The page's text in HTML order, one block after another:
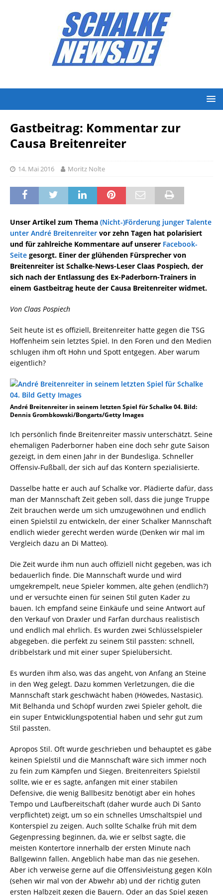
Gastbeitrag: Kommentar zur
Causa Breitenreiter
14. Mai 2016 Moritz Nolte
Unser Artikel zum Thema (Nicht-)Förderung junger Talente
unter André Breitenreiter vor zehn Tagen hat polarisiert
und für zahlreiche Kommentare auf unserer Facebook-
Seite gesorgt. Einer der glühenden Fürsprecher von
Breitenreiter ist Schalke-News-Leser Claas Pospiech, der
sich nach der Entlassung des Ex-Paderborn-Trainers in
einem Gastbeitrag heute der Causa Breitenreiter widmet.
Von Claas Pospiech
Seit heute ist es offiziell, Breitenreiter hatte gegen die TSG
Hoffenheim sein letztes Spiel. In den Foren und den Medien
schlugen ihm oft Hohn und Spott entgegen. Aber warum
eigentlich?
André Breitenreiter in seinem letzten Spiel für Schalke 04. Bild:
Dennis Grombkowski/Bongarts/Getty Images
Ich persönlich finde Breitenreiter massiv unterschätzt. Seine
ehemaligen Paderborner haben eine doch sehr gute Saison
gezeigt, in dem einen Jahr in der Bundesliga. Schneller
Offensiv-Fußball, der sich auf das Kontern spezialisierte.
Dasselbe hatte er auch auf Schalke vor. Plädierte dafür, dass
man der Mannschaft Zeit geben soll, dass die junge Truppe
Zeit brauchen werde um sich umzugewöhnen und endlich
einen Spielstil zu entwickeln, der einer Schalker Mannschaft
endlich wieder gerecht werden würde (Denken wir mal im
Vergleich dazu an Di Matteo).
Die Zeit wurde ihm nun auch offiziell nicht gegeben, was ich
bedauerlich finde. Die Mannschaft wurde und wird
umgekrempelt, neue Spieler kommen, alte gehen (endlich?)
und er versuchte einen für seinen Stil guten Kader zu
bauen. Ich empfand seine Einkäufe und seine Antwort auf
den Verkauf von Draxler und Farfan durchaus realistisch
und endlich mal ehrlich. Es wurden zwei Schlüsselspieler
abgegeben. die perfekt zu seinem Stil passten: schnell,
dribbelstark und mit einer super Spielübersicht.
Es wurden ihm also, was das angeht, von Anfang an Steine
in den Weg gelegt. Dazu kommen Verletzungen, die die
Mannschaft stark geschwächt haben (Höwedes, Nastasic).
Mit Belhanda und Schöpf wurden zwei Spieler geholt, die
ein super Entwicklungspotential haben und sehr gut zum
Stil passten.
Apropos Stil. Oft wurde geschrieben und behauptet es gäbe
keinen Spielstil und die Mannschaft wäre sich immer noch
zu fein zum Kämpfen und Siegen. Breitenreiters Spielstil
sollte, wie er es sagte, anfangen mit einer stabilen
Defensive, die wenig Ballbesitz benötigt aber ein hohes
Tempo und Laufbereitschaft (daher wurde auch Di Santo
verpflichtet) zeigt, um so ein schnelles Umschaltspiel und
Konterspiel zu zeigen. Auch sollte Schalke früh mit dem
Gegenpressing beginnen, da, wie er selbst sagte, die
meisten Kontertore innerhalb der ersten Minute nach
Ballgewinn fallen. Angeblich habe man das nie gesehen.
Aber ich verweise gerne auf die Offensivleistung gegen Köln
(sehen wir mal von der Abwehr ab) und der richtig guten
ersten Halbzeit gegen die Bauern. Oder an das Spiel gegen